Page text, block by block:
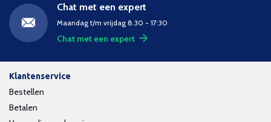
Chat met een expert
Maandag t/m vrijdag 8.30 - 17:30
Chat met een expert
Klantenservice
Bestellen
Betalen